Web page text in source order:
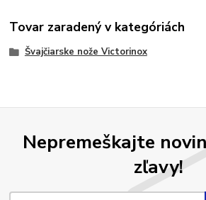
Tovar zaradený v kategóriách
Švajčiarske nože Victorinox
Nepremeškajte
zľavy!